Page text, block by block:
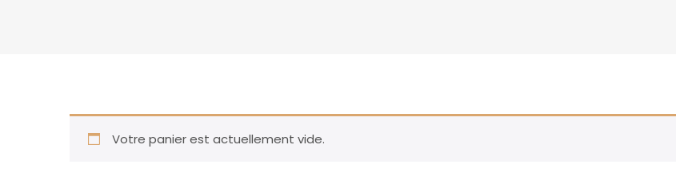
Votre panier est actuellement vide.